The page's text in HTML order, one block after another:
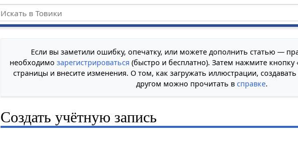
Если вы заметили ошибку, опечатку, или можете дополнить статью —
необходимозарегистрироваться (быстро и бесплатно). Затем нажмите кнопку
страницы и внесите изменения. О том, как загружать иллюстрации,
другом можно прочитать в справке.
Создать учётную запись